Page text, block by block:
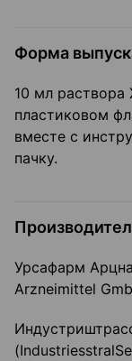
Форма
10 мл
пластиковом
вместе с
пачку.
Урсафарм
Arzneimittel